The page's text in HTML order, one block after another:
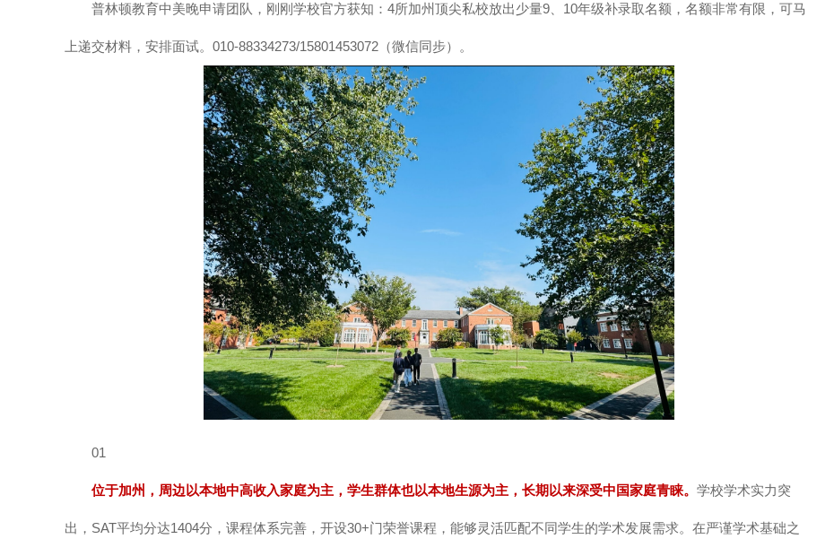
普林顿教育中美晚申请团队，刚刚学校官方获知：4所加州顶尖私校放出少量9、10年级补录取名额，名额非常有限，可马
上递交材料，安排面试。010-88334273/15801453072（微信同步）。
01
位于加州，周边以本地中高收入家庭为主，学生群体也以本地生源为主，长期以来深受中国家庭青睐。 学校学术实力突
出，SAT平均分达1404分，课程体系完善，开设30+门荣誉课程，能够灵活匹配不同学生的学术发展需求。在严谨学术基础之